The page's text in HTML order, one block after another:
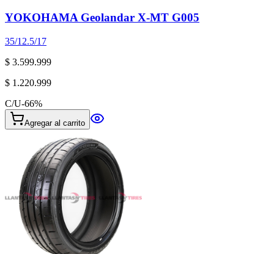
YOKOHAMA Geolandar X-MT G005
35/12.5/17
$ 3.599.999
$ 1.220.999
C/U-66%
Agregar al carrito